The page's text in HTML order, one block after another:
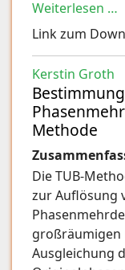
Weiterlesen …
Link zum
Kerstin Groth
Methode
Die TUB-
zur Auflösung
großräumigen
Ausgleichung